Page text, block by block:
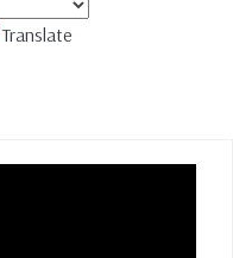
Translate